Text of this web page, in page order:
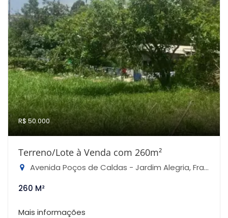
R$ 50.000
Terreno/Lote à Venda com 260m²
Avenida Poços de Caldas - Jardim Alegria, Francisco Morato-SP
260 M²
Mais informações